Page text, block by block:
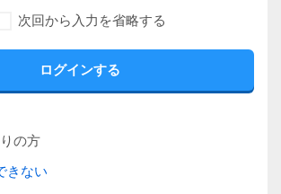
次回から入力を省略する
の方
きない